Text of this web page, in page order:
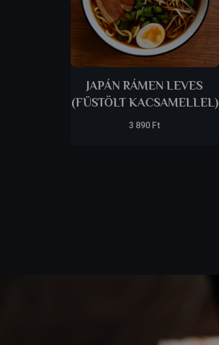
JAPÁN RÁMEN LEVES
(FÜSTÖLT KACSAMELLEL)
3 890Ft